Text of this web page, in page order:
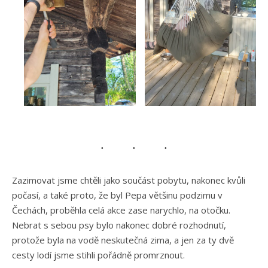
Zazimovat jsme chtěli jako součást pobytu, nakonec kvůli
počasí, a také proto, že byl Pepa většinu podzimu v
Čechách, proběhla celá akce zase narychlo, na otočku.
Nebrat s sebou psy bylo nakonec dobré rozhodnutí,
protože byla na vodě neskutečná zima, a jen za ty dvě
cesty lodí jsme stihli pořádně promrznout.